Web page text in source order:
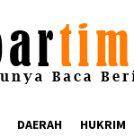
DAERAH HUKRIM